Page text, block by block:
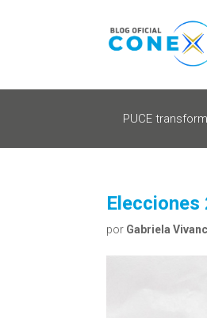
PUCE
Elecciones
por Gabriela